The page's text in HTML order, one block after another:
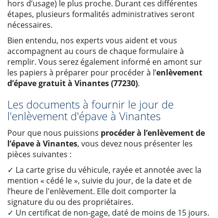
hors d’usage) le plus proche. Durant ces différentes
étapes, plusieurs formalités administratives seront
nécessaires.
Bien entendu, nos experts vous aident et vous
accompagnent au cours de chaque formulaire à
remplir. Vous serez également informé en amont sur
les papiers à préparer pour procéder à l’enlèvement
d’épave gratuit à Vinantes (77230).
Les documents à fournir le jour de
l'enlèvement d'épave à Vinantes
Pour que nous puissions procéder à l’enlèvement de
l’épave à Vinantes, vous devez nous présenter les
pièces suivantes :
✓ La carte grise du véhicule, rayée et annotée avec la
mention « cédé le », suivie du jour, de la date et de
l’heure de l'enlèvement. Elle doit comporter la
signature du ou des propriétaires.
✓ Un certificat de non-gage, daté de moins de 15 jours.